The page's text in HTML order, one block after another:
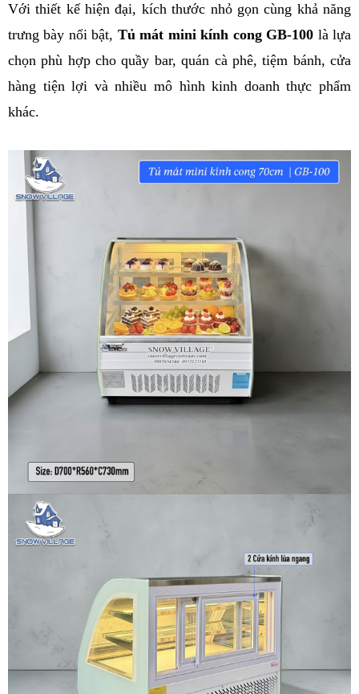
Với thiết kế hiện đại, kích thước nhỏ gọn cùng khả năng
trưng bày nổi bật, Tủ mát mini kính cong GB-100 là lựa
chọn phù hợp cho quầy bar, quán cà phê, tiệm bánh, cửa
hàng tiện lợi và nhiều mô hình kinh doanh thực phẩm
khác.